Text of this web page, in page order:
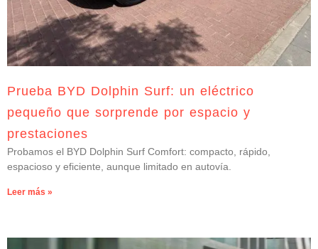
Prueba BYD Dolphin Surf: un eléctrico
pequeño que sorprende por espacio y
prestaciones
Probamos el BYD Dolphin Surf Comfort: compacto, rápido,
espacioso y eficiente, aunque limitado en autovía.
Leer más »